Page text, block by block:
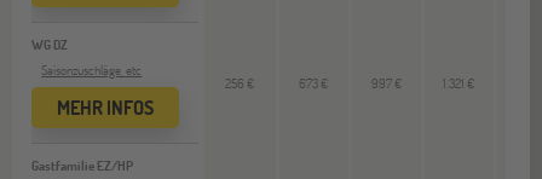
WG DZ
Saisonzuschläge, etc
MEHR INFOS
Gastfamilie EZ/HP
256 € 673 € 997 € 1.321 €